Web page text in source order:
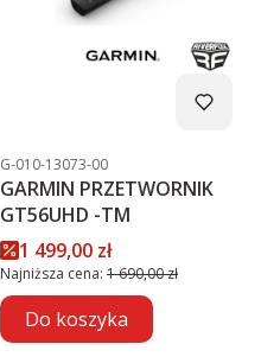
Kod produktu
G-010-13073-00
GARMIN PRZETWORNIK
GT56UHD -TM
Cena promocyjna
1 499,00 zł
Najniższa cena: 1 690,00 zł
Do koszyka